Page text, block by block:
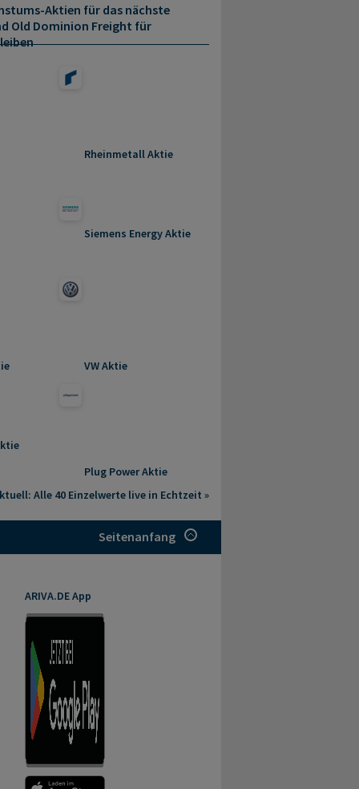
Aktien für das nächste
Old Dominion Freight für
Rheinmetall Aktie
Siemens Energy Aktie
VW Aktie
Plug Power Aktie
Alle 40 Einzelwerte live in Echtzeit »
Seitenanfang
ARIVA.DE App